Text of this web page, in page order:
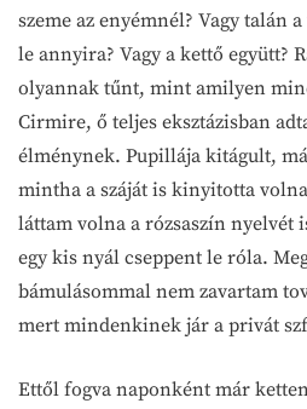
szeme az enyémnél? Vagy talán
le annyira? Vagy a kettő együtt?
olyannak tűnt, mint amilyen
Cirmire, ő teljes eksztázisban
élménynek. Pupillája kitágult,
mintha a száját is kinyitotta
láttam volna a rózsaszín nyelvét
egy kis nyál cseppent le róla.
bámulásommal nem zavartam
mert mindenkinek jár a privát
Ettől fogva naponként már